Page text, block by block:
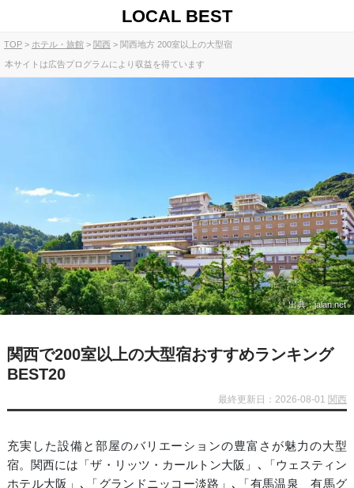
LOCAL BEST
TOP ホテル・旅館 関西 関西地方 200室以上の大型宿
本サイトは広告プログラムにより収益を得ています
出典：jalan.net
関西で200室以上の大型宿おすすめランキング
BEST20
最終更新日：2026-08-01 関西
充実した設備と部屋のバリエーションの豊富さが魅力の大型
宿。関西には「ザ・リッツ・カールトン大阪」､「ウェスティン
ホテル大阪」､「グランドニッコー淡路」､「有馬温泉 有馬グ